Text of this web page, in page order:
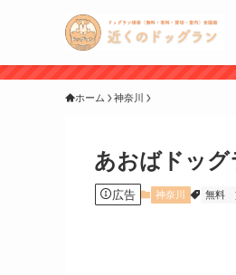
ホーム 神奈川
あおばドッグ
広告 神奈川 無料